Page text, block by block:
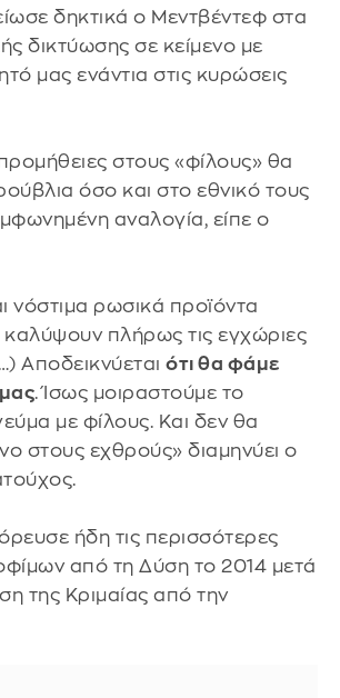
δηκτικά ο Μεντβέντεφ στα
δικτύωσης σε κείμενο με
μας ενάντια στις κυρώσεις
στους «φίλους» θα
όσο και στο εθνικό τους
αναλογία, είπε ο
νόστιμα ρωσικά προϊόντα
πλήρως τις εγχώριες
Αποδεικνύεται ότι θα φάμε
. Ίσως μοιραστούμε το
με φίλους. Και δεν θα
στους εχθρούς» διαμηνύει ο
ήδη τις περισσότερες
από τη Δύση το 2014 μετά
της Κριμαίας από την